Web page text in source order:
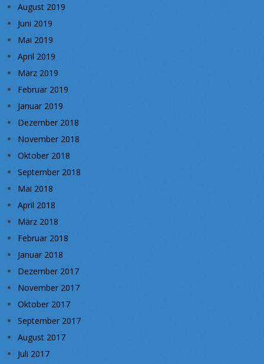
August 2019
Juni 2019
Mai 2019
April 2019
März 2019
Februar 2019
Januar 2019
Dezember 2018
November 2018
Oktober 2018
September 2018
Mai 2018
April 2018
März 2018
Februar 2018
Januar 2018
Dezember 2017
November 2017
Oktober 2017
September 2017
August 2017
Juli 2017